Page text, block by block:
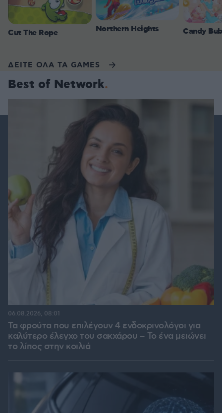
Cut The Rope Northern Heights Candy
ΔΕΙΤΕ ΟΛΑ ΤΑ GAMES
Best of Network
Τα φρούτα που επιλέγουν 4 ενδοκρινολόγοι για
καλύτερο έλεγχο του σακχάρου – Το ένα μειώνει
το λίπος στην κοιλιά
06.08.2026, 08:01